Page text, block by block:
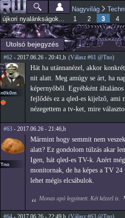
Ugrás a
tartalomra
Főmenü
Jelenlegi hely
Nagyvilág
újkori nyalánkságok...
1 2 3 4
Utolsó bejegyzés
#62 - 2017.06.26 - 20:41,h (Válasz #61 @Tno)
n0k0m
Hát ha utánnanézel, akkor
nit alatt. Meg amúgy se árt, ha
képernyőből. Egyébként
fejlődés ez a qled-es kijelző, ami
nézegettem a tv-ket, mire
#63 - 2017.06.26 - 21:46,h
Tno
Mármint hogy semmit nem
alatt? Ez gondolom túlzás akar
Igen, hát qled-es TV-k. Azért
monitornak, de ha képes a TV
lehet mégis elcsábulok.
Monas apó legyintett. Két kézzel is.
#64 - 2017.06.26 - 22:49,h (Válasz #63 @Tno)